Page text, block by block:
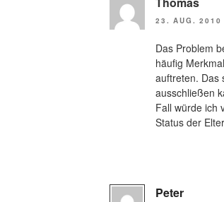
23. AUG. 2010
Das Problem
häufig
auftreten. Das
ausschließen
Fall würde ich
Status der
Peter